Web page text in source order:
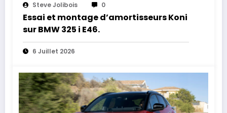
Steve Jolibois 0
Essai et montage d’amortisseurs Koni
sur BMW 325 i E46.
6 Juillet 2026